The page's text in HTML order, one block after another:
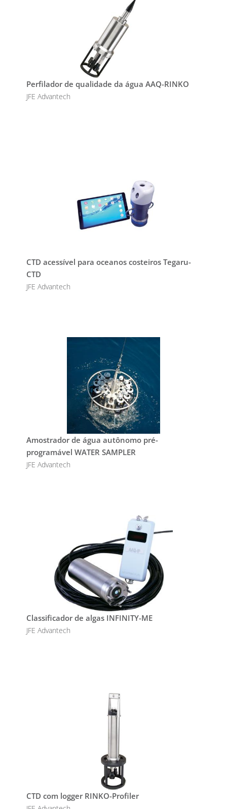
Perfilador de qualidade da água AAQ-RINKO
JFE Advantech
CTD acessível para oceanos costeiros Tegaru-
CTD
JFE Advantech
Amostrador de água autônomo pré-
programável WATER SAMPLER
JFE Advantech
Classificador de algas INFINITY-ME
JFE Advantech
CTD com logger RINKO-Profiler